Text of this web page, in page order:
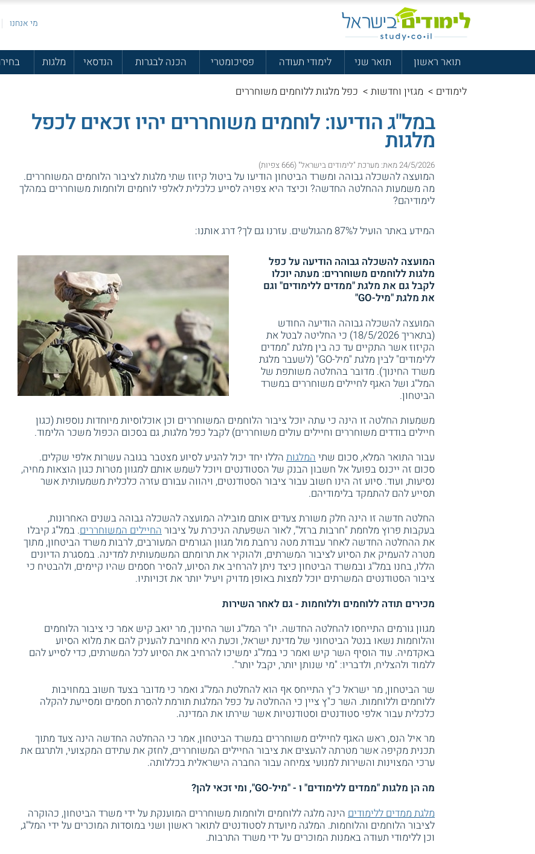
מי אנחנו
תואר ראשון תואר שני לימודי תעודה פסיכומטרי הכנה לבגרות הנדסאי מלגות
לימודים > מגזין וחדשות > כפל מלגות ללוחמים משוחררים
במל"ג הודיעו: לוחמים משוחררים יהיו זכאים לכפל
מלגות
24/5/2026 מאת: מערכת "לימודים בישראל" (666 צפיות)
המועצה להשכלה גבוהה ומשרד הביטחון הודיעו על ביטול קיזוז שתי מלגות לציבור הלוחמים המשוחררים.
מה משמעות ההחלטה החדשה? וכיצד היא צפויה לסייע כלכלית לאלפי לוחמים ולוחמות משוחררים במהלך
לימודיהם?
המידע באתר הועיל ל87% מהגולשים.
עזרנו גם לך? דרג אותנו:
המועצה להשכלה גבוהה הודיעה על כפל
מלגות ללוחמים משוחררים: מעתה יוכלו
לקבל גם את מלגת "ממדים ללימודים" וגם
את מלגת "מיל-GO"
המועצה להשכלה גבוהה הודיעה החודש
(בתאריך 18/5/2026) כי החליטה לבטל את
הקיזוז אשר התקיים עד כה בין מלגת "ממדים
ללימודים" לבין מלגת "מיל-GO" (לשעבר מלגת
משרד החינוך). מדובר בהחלטה משותפת של
המל"ג ושל האגף לחיילים משוחררים במשרד
הביטחון.
משמעות החלטה זו הינה כי עתה יוכל ציבור הלוחמים המשוחררים וכן אוכלוסיות מיוחדות נוספות (כגון
חיילים בודדים משוחררים וחיילים עולים משוחררים) לקבל כפל מלגות, גם בסכום הכפול משכר הלימוד.
עבור התואר המלא, סכום שתיהמלגות הללו יחד יכול להגיע לסיוע מצטבר בגובה עשרות אלפי שקלים.
סכום זה ייכנס בפועל אל חשבון הבנק של הסטודנטים ויוכל לשמש אותם למגוון מטרות כגון הוצאות מחיה,
נסיעות, ועוד. סיוע זה הינו חשוב עבור ציבור הסטודנטים, ויהווה עבורם עזרה כלכלית משמעותית אשר
תסייע להם להתמקד בלימודיהם.
החלטה חדשה זו הינה חלק משורת צעדים אותם מובילה המועצה להשכלה גבוהה בשנים האחרונות,
בעקבות פרוץ מלחמת "חרבות ברזל", לאור השפעתה הניכרת על ציבורהחיילים המשוחררים. במל"ג קיבלו
את ההחלטה החדשה לאחר עבודת מטה נרחבת מול מגוון הגורמים המעורבים, לרבות משרד הביטחון, מתוך
מטרה להעמיק את הסיוע לציבור המשרתים, ולהוקיר את תרומתם המשמעותית למדינה. במסגרת הדיונים
הללו, בחנו במל"ג ובמשרד הביטחון כיצד ניתן להרחיב את הסיוע, להסיר חסמים שהיו קיימים, ולהבטיח כי
ציבור הסטודנטים המשרתים יוכל למצות באופן מדויק ויעיל יותר את זכויותיו.
מכירים תודה ללוחמים וללוחמות - גם לאחר השירות
מגוון גורמים התייחסו להחלטה החדשה. יו"ר המל"ג ושר החינוך, מר יואב קיש אמר כי ציבור הלוחמים
והלוחמות נשאו בנטל הביטחוני של מדינת ישראל, וכעת היא מחויבת להעניק להם את מלוא הסיוע
באקדמיה. עוד הוסיף השר קיש ואמר כי במל"ג ימשיכו להרחיב את הסיוע לכל המשרתים, כדי לסייע להם
ללמוד ולהצליח, ולדבריו: "מי שנותן יותר, יקבל יותר".
שר הביטחון, מר ישראל כ"ץ התייחס אף הוא להחלטת המל"ג ואמר כי מדובר בצעד חשוב במחויבות
ללוחמים וללוחמות. השר כ"ץ ציין כי ההחלטה על כפל המלגות תורמת להסרת חסמים ומסייעת להקלה
כלכלית עבור אלפי סטודנטים וסטודנטיות אשר שירתו את המדינה.
מר איל הנס, ראש האגף לחיילים משוחררים במשרד הביטחון, אמר כי ההחלטה החדשה הינה צעד מתוך
תכנית מקיפה אשר מטרתה להעצים את ציבור החיילים המשוחררים, לחזק את עתידם המקצועי, ולתרגם את
ערכי המצוינות והשירות למנועי צמיחה עבור החברה הישראלית בכללותה.
מה הן מלגות "ממדים ללימודים" ו - "מיל-GO", ומי זכאי להן?
מלגת ממדים ללימודים הינה מלגה ללוחמים ולוחמות משוחררים המוענקת על ידי משרד הביטחון, כהוקרה
לציבור הלוחמים והלוחמות. המלגה מיועדת לסטודנטים לתואר ראשון ושני במוסדות המוכרים על ידי המל"ג,
וכן ללימודי תעודה באמנות המוכרים על ידי משרד התרבות.